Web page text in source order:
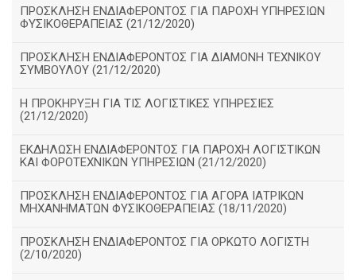
ΠΡΟΣΚΛΗΣΗ ΕΝΔΙΑΦΕΡΟΝΤΟΣ ΓΙΑ ΠΑΡΟΧΗ ΥΠΗΡΕΣΙΩΝ
ΦΥΣΙΚΟΘΕΡΑΠΕΙΑΣ (21/12/2020)
ΠΡΟΣΚΛΗΣΗ ΕΝΔΙΑΦΕΡΟΝΤΟΣ ΓΙΑ ΔΙΑΜΟΝΗ ΤΕΧΝΙΚΟΥ
ΣΥΜΒΟΥΛΟΥ (21/12/2020)
Η ΠΡΟΚΗΡΥΞΗ ΓΙΑ ΤΙΣ ΛΟΓΙΣΤΙΚΕΣ ΥΠΗΡΕΣΙΕΣ
(21/12/2020)
ΕΚΔΗΛΩΣΗ ΕΝΔΙΑΦΕΡΟΝΤΟΣ ΓΙΑ ΠΑΡΟΧΗ ΛΟΓΙΣΤΙΚΩΝ
ΚΑΙ ΦΟΡΟΤΕΧΝΙΚΩΝ ΥΠΗΡΕΣΙΩΝ (21/12/2020)
ΠΡΟΣΚΛΗΣΗ ΕΝΔΙΑΦΕΡΟΝΤΟΣ ΓΙΑ ΑΓΟΡΑ ΙΑΤΡΙΚΩΝ
ΜΗΧΑΝΗΜΑΤΩΝ ΦΥΣΙΚΟΘΕΡΑΠΕΙΑΣ (18/11/2020)
ΠΡΟΣΚΛΗΣΗ ΕΝΔΙΑΦΕΡΟΝΤΟΣ ΓΙΑ ΟΡΚΩΤΟ ΛΟΓΙΣΤΗ
(2/10/2020)